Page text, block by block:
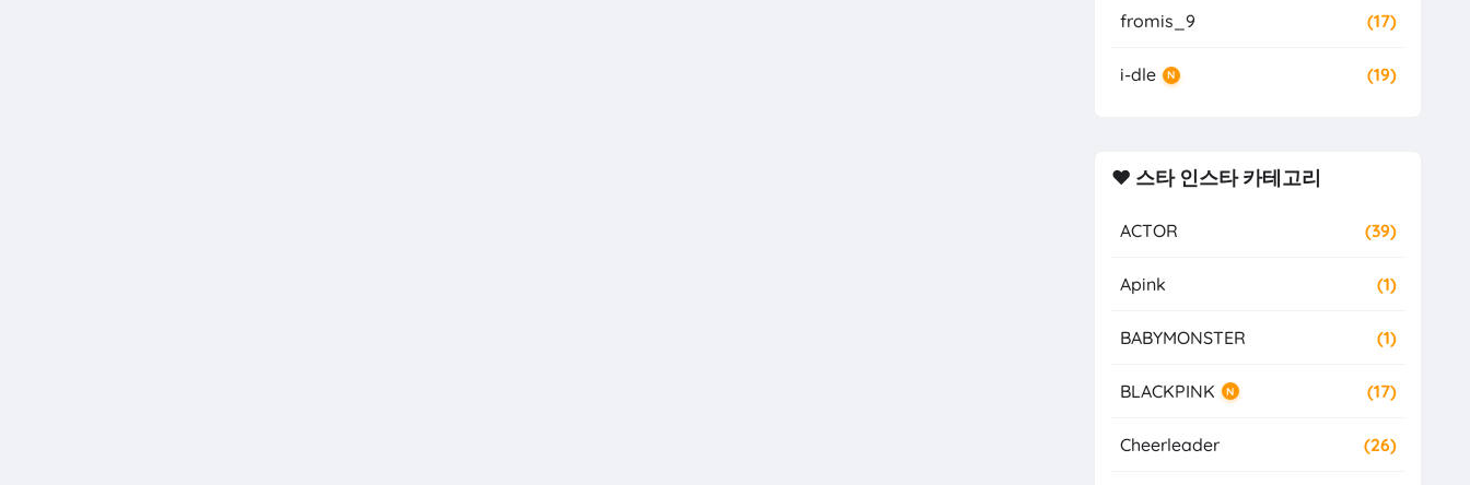
fromis_9 (17)
i-dle N (19)
❤️ 스타 인스타 카테고리
ACTOR (39)
Apink (1)
BABYMONSTER (1)
BLACKPINK N (17)
Cheerleader (26)